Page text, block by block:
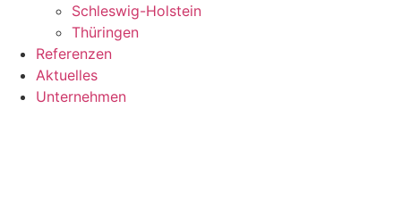
Schleswig-Holstein
Thüringen
Referenzen
Aktuelles
Unternehmen